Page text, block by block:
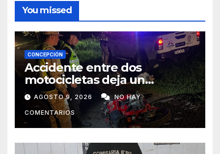
You missed
CONCEPCIÓN
Accidente entre dos
motocicletas deja un
fallecido y dos heridos en Yby
Yaú
AGOSTO 9, 2026 NO HAY
COMENTARIOS